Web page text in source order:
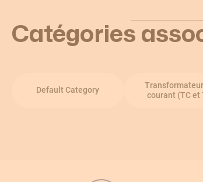
Catégories
Default Category
courant (TC et